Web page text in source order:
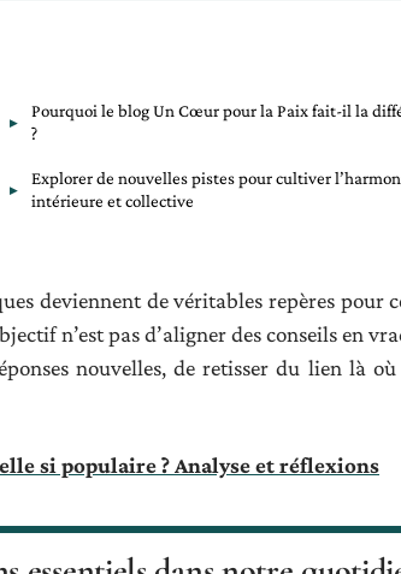
Pourquoi le blog Un Cœur pour la Paix fait-il la
?
Explorer de nouvelles pistes pour cultiver
intérieure et collective
deviennent de véritables repères pour
n’est pas d’aligner des conseils en
nouvelles, de retisser du lien là où
si populaire ? Analyse et réflexions